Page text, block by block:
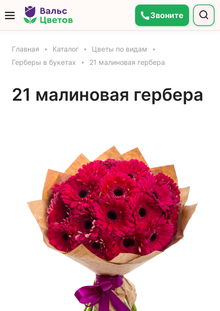
Звоните
Главная Каталог
Цветы по видам
Герберы в букетах
21 малиновая гербера
21 малиновая гербера